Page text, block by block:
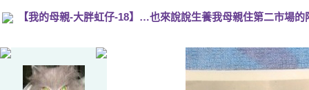
【我的母親-大胖虹仔-18】…也來說說生養我母親住第二市場的